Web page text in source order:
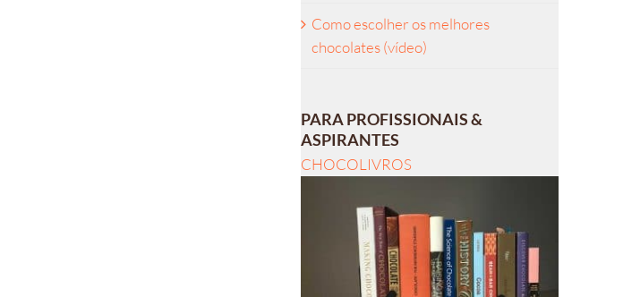
Como escolher os melhores
chocolates (vídeo)
PARA PROFISSIONAIS &
ASPIRANTES
CHOCOLIVROS